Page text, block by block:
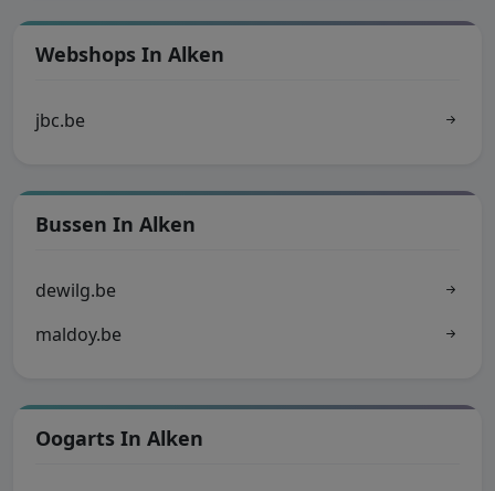
Webshops In Alken
jbc.be
Bussen In Alken
dewilg.be
maldoy.be
Oogarts In Alken